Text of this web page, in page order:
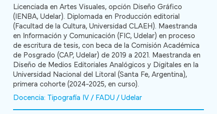
Licenciada en Artes Visuales, opción Diseño Gráfico
(IENBA, Udelar). Diplomada en Producción editorial
(Facultad de la Cultura, Universidad CLAEH). Maestranda
en Información y Comunicación (FIC, Udelar) en proceso
de escritura de tesis, con beca de la Comisión Académica
de Posgrado (CAP, Udelar) de 2019 a 2021. Maestranda en
Diseño de Medios Editoriales Analógicos y Digitales en la
Universidad Nacional del Litoral (Santa Fe, Argentina),
primera cohorte (2024-2025, en curso).
Docencia: Tipografía IV / FADU / Udelar